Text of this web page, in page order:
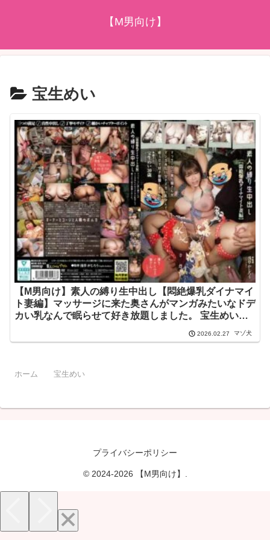
【M男向け】
宝生めい
【M男向け】素人の縛り生中出し【悶絶爆乳ダイナマイ
ト妻編】マッサージに来た奥さんがマンガみたいなドデ
カい乳なんで眠らせて好き放題しました。 宝生めい
2026.02.27 マゾ犬
ホーム 宝生めい
プライバシーポリシー
© 2024-2026 【M男向け】.